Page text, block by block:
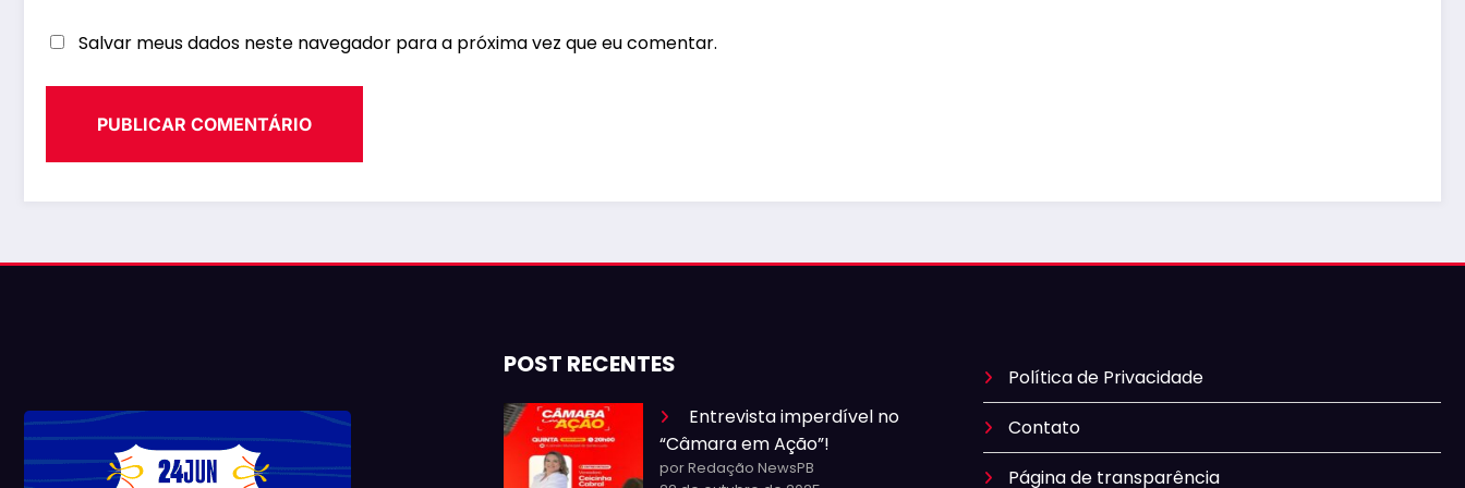
Salvar meus dados neste navegador para a próxima vez que eu comentar.
POST RECENTES
Entrevista imperdível no
“Câmara em Ação”!
por Redação NewsPB
Política de Privacidade
Contato
Página de transparência